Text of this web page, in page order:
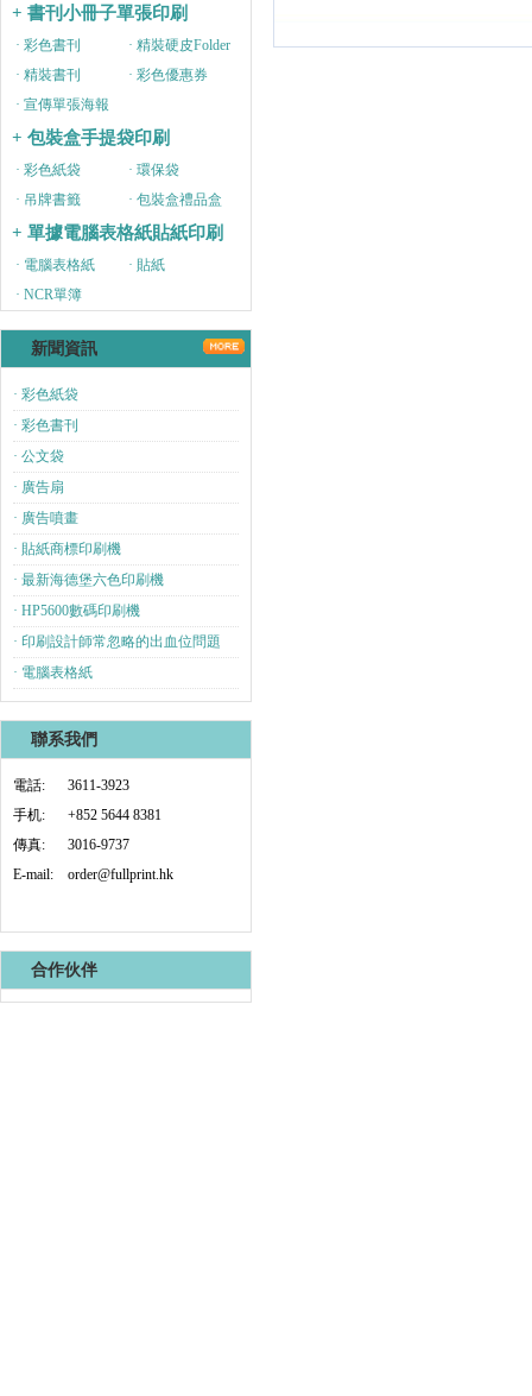
+ 書刊小冊子單張印刷
· 彩色書刊
· 精裝硬皮Folder
· 精裝書刊
· 彩色優惠券
· 宣傳單張海報
+ 包裝盒手提袋印刷
· 彩色紙袋
· 環保袋
· 吊牌書籤
· 包裝盒禮品盒
+ 單據電腦表格紙貼紙印刷
· 電腦表格紙
· 貼紙
· NCR單簿
新聞資訊
· 彩色紙袋
· 彩色書刊
· 公文袋
· 廣告扇
· 廣告噴畫
· 貼紙商標印刷機
· 最新海德堡六色印刷機
· HP5600數碼印刷機
· 印刷設計師常忽略的出血位問題
· 電腦表格紙
聯系我們
電話:
3611-3923
手机:
+852 5644 8381
傳真:
3016-9737
E-mail:
order@fullprint.hk
合作伙伴